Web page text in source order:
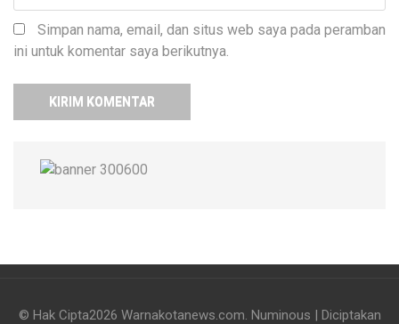
Simpan nama, email, dan situs web saya pada peramban
ini untuk komentar saya berikutnya.
© Hak Cipta2026 Warnakotanews.com Numinous | Diciptakan